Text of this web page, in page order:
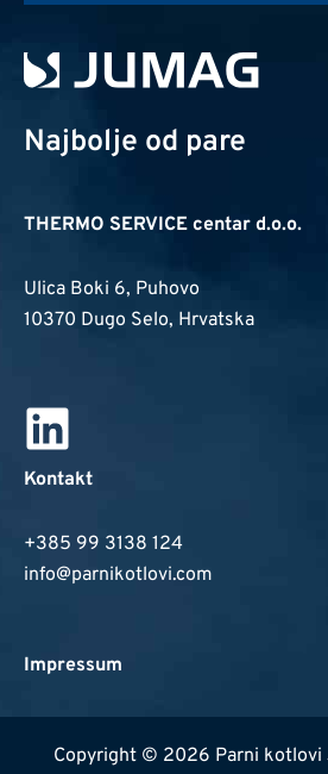
Najbolje od pare
THERMO SERVICE centar d.o.o.
Ulica Boki 6, Puhovo
10370 Dugo Selo, Hrvatska
Kontakt
+385 99 3138 124
info@parnikotlovi.com
Impressum
Copyright © 2026 Parni kotlovi